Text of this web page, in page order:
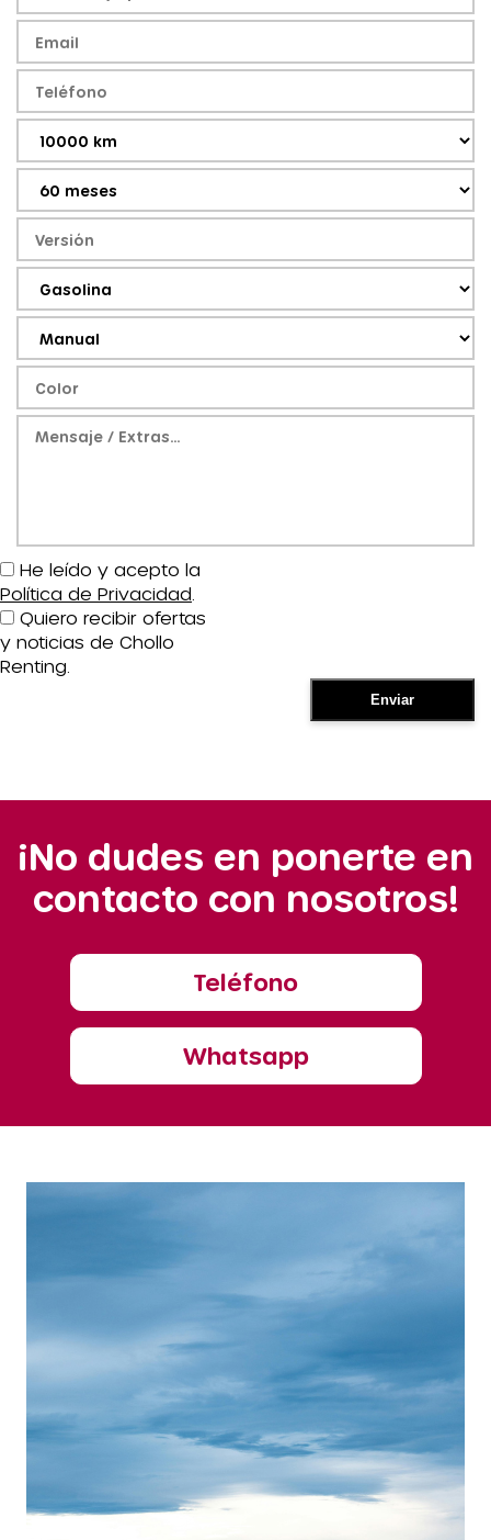
He leído y acepto la
Política de Privacidad
Quiero recibir ofertas
y noticias de Chollo
Renting.
¡No dudes en ponerte en
contacto con nosotros!
Teléfono
Whatsapp